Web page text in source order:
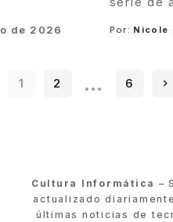
de 2026
Posted
Por: Nicole
1 2 … 6
Cultura Informática –
actualizado
últimas noticias de